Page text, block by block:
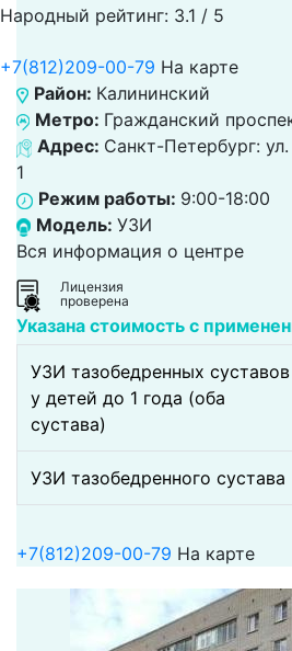
Народный рейтинг: 3.1 / 5
+7(812)209-00-79 На карте
Район: Калининский
Метро: Гражданский
Адрес: Санкт-Петербург:
1
Режим работы: 9:00-18:00
Модель: УЗИ
Вся информация о центре
Лицензия
проверена
Указана стоимость с
УЗИ тазобедренных суставов
у детей до 1 года (оба
сустава)
УЗИ тазобедренного сустава
+7(812)209-00-79 На карте